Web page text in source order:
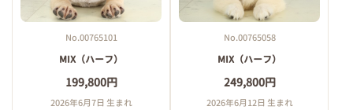
No.00765101
MIX（ハーフ）
199,800円
2026年6月7日 生まれ
No.00765058
MIX（ハーフ）
249,800円
2026年6月12日 生まれ